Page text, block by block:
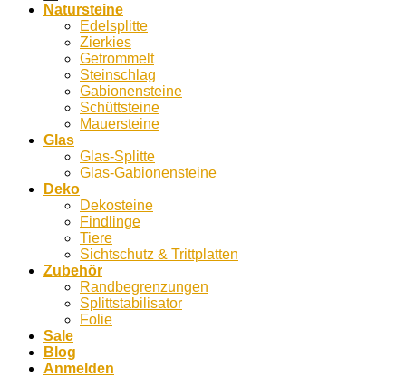
Natursteine
Edelsplitte
Zierkies
Getrommelt
Steinschlag
Gabionensteine
Schüttsteine
Mauersteine
Glas
Glas-Splitte
Glas-Gabionensteine
Deko
Dekosteine
Findlinge
Tiere
Sichtschutz & Trittplatten
Zubehör
Randbegrenzungen
Splittstabilisator
Folie
Sale
Blog
Anmelden